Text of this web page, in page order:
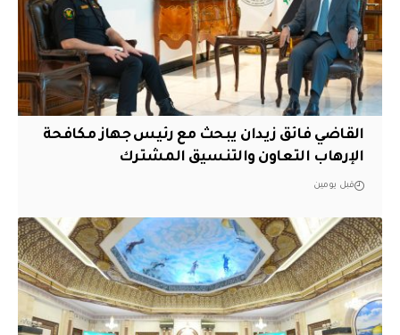
القاضي فائق زيدان يبحث مع رئيس جهاز مكافحة
الإرهاب التعاون والتنسيق المشترك
قبل يومين